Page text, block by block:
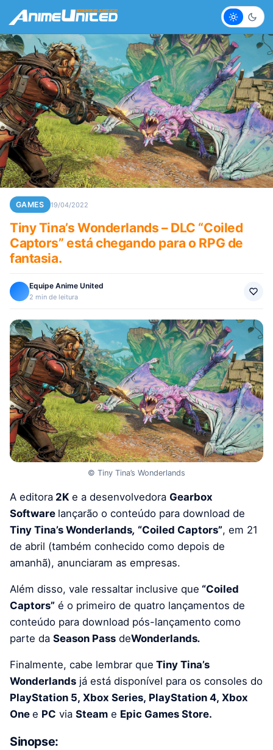
Claro
GAMES 19/04/2022
Tiny Tina’s Wonderlands – DLC “Coiled
Captors” está chegando para o RPG de
fantasia.
Equipe Anime United
2 min de leitura
© Tiny Tina’s Wonderlands
A editora 2K e a desenvolvedora Gearbox
Software lançarão o conteúdo para download de
Tiny Tina’s Wonderlands, “Coiled Captors”, em 21
de abril (também conhecido como depois de
amanhã), anunciaram as empresas.
Além disso, vale ressaltar inclusive que “Coiled
Captors” é o primeiro de quatro lançamentos de
conteúdo para download pós-lançamento como
parte da Season Pass deWonderlands.
Finalmente, cabe lembrar que Tiny Tina’s
Wonderlands já está disponível para os consoles do
PlayStation 5, Xbox Series, PlayStation 4, Xbox
One e PC via Steam e Epic Games Store.
Sinopse: